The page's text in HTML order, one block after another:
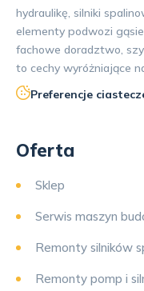
hydraulikę, silniki
elementy podwozi
fachowe doradztwo,
to cechy wyróżniające
Preferencje
Oferta
Sklep
Serwis maszyn
Remonty silników
Remonty pomp i